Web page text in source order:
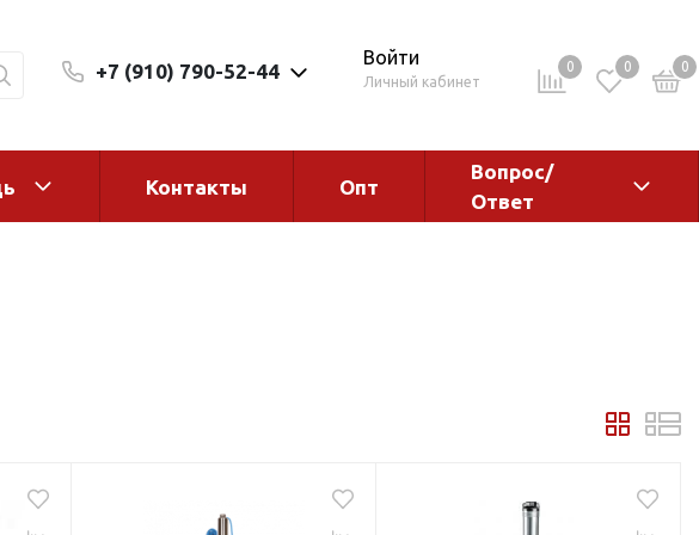
+7 (910) 790-52-44
Войти
Личный кабинет
0 0 0
фильтры
Контакты Опт
Вопрос/
Ответ